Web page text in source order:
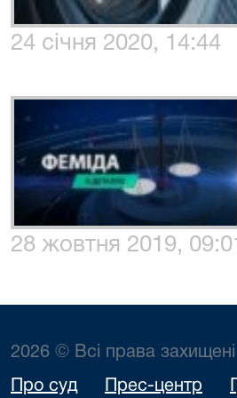
24 січня 2020, 14:44
28 жовтня 2019,
2026 © Всі права захищені
Про суд Прес-центр